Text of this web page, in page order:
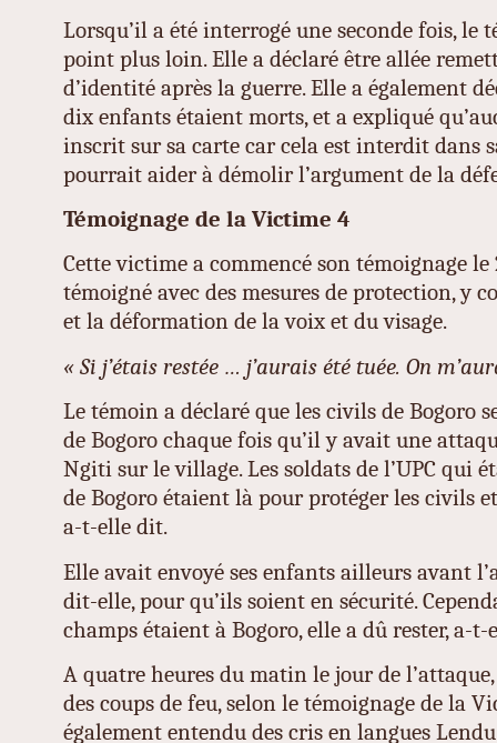
Lorsqu’il a été interrogé une seconde fois, le
point plus loin. Elle a déclaré être allée
d’identité après la guerre. Elle a également
dix enfants étaient morts, et a expliqué
inscrit sur sa carte car cela est interdit dans
pourrait aider à démolir l’argument de la
Témoignage de la Victime 4
Cette victime a commencé son témoignage le
témoigné avec des mesures de protection, y
et la déformation de la voix et du visage.
« Si j’étais restée … j’aurais été tuée. On
Le témoin a déclaré que les civils de Bogoro
de Bogoro chaque fois qu’il y avait une
Ngiti sur le village. Les soldats de l’UPC qui
de Bogoro étaient là pour protéger les civils
a-t-elle dit.
Elle avait envoyé ses enfants ailleurs avant
dit-elle, pour qu’ils soient en sécurité.
champs étaient à Bogoro, elle a dû rester, a-t-
A quatre heures du matin le jour de
des coups de feu, selon le témoignage de la
également entendu des cris en langues